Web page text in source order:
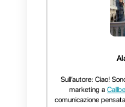
mercato.